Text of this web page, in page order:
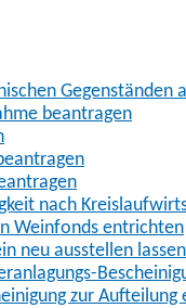
Gegenständen
beantragen
nach
Weinfonds entrichten
neu ausstellen lassen
zur Aufteilung